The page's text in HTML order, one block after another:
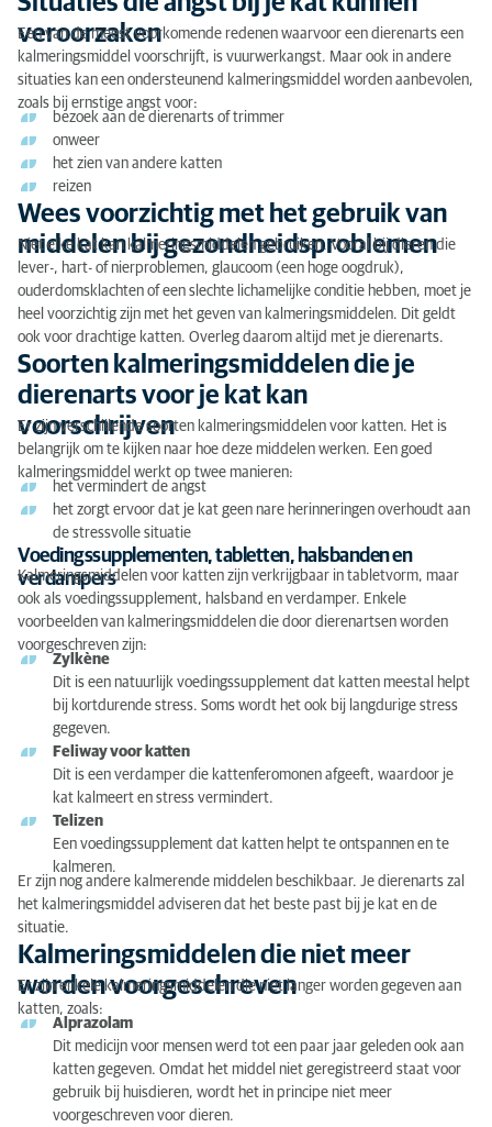
veroorzaken
Een van de meest voorkomende redenen waarvoor een dierenarts een
kalmeringsmiddel voorschrijft, is vuurwerkangst. Maar ook in andere
situaties kan een ondersteunend kalmeringsmiddel worden aanbevolen,
zoals bij ernstige angst voor:
bezoek aan de dierenarts of trimmer
onweer
het zien van andere katten
reizen
Wees voorzichtig met het gebruik van
middelen bij gezondheidsproblemen
Niet elke kat kan kalmeringsmiddelen gebruiken. Vooral bij dieren die
lever-, hart- of nierproblemen, glaucoom (een hoge oogdruk),
ouderdomsklachten of een slechte lichamelijke conditie hebben, moet je
heel voorzichtig zijn met het geven van kalmeringsmiddelen. Dit geldt
ook voor drachtige katten. Overleg daarom altijd met je dierenarts.
Soorten kalmeringsmiddelen die je
dierenarts voor je kat kan
voorschrijven
Er zijn verschillende soorten kalmeringsmiddelen voor katten. Het is
belangrijk om te kijken naar hoe deze middelen werken. Een goed
kalmeringsmiddel werkt op twee manieren:
het vermindert de angst
het zorgt ervoor dat je kat geen nare herinneringen overhoudt aan
de stressvolle situatie
Voedingssupplementen, tabletten, halsbanden en
verdampers
Kalmeringsmiddelen voor katten zijn verkrijgbaar in tabletvorm, maar
ook als voedingssupplement, halsband en verdamper. Enkele
voorbeelden van kalmeringsmiddelen die door dierenartsen worden
voorgeschreven zijn:
Zylkène
Dit is een natuurlijk voedingssupplement dat katten meestal helpt
bij kortdurende stress. Soms wordt het ook bij langdurige stress
gegeven.
Feliway voor katten
Dit is een verdamper die kattenferomonen afgeeft, waardoor je
kat kalmeert en stress vermindert.
Telizen
Een voedingssupplement dat katten helpt te ontspannen en te
kalmeren.
Er zijn nog andere kalmerende middelen beschikbaar. Je dierenarts zal
het kalmeringsmiddel adviseren dat het beste past bij je kat en de
situatie.
Kalmeringsmiddelen die niet meer
worden voorgeschreven
Er zijn enkele kalmeringsmiddelen die niet langer worden gegeven aan
katten, zoals:
Alprazolam
Dit medicijn voor mensen werd tot een paar jaar geleden ook aan
katten gegeven. Omdat het middel niet geregistreerd staat voor
gebruik bij huisdieren, wordt het in principe niet meer
voorgeschreven voor dieren.